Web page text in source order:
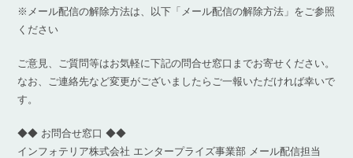
※メール配信の解除方法は、以下「メール配信の解除方法」をご参照
ください
ご意見、ご質問等はお気軽に下記の問合せ窓口までお寄せください。
なお、ご連絡先など変更がございましたらご一報いただければ幸いで
す。
◆◆ お問合せ窓口 ◆◆
インフォテリア株式会社 エンタープライズ事業部 メール配信担当